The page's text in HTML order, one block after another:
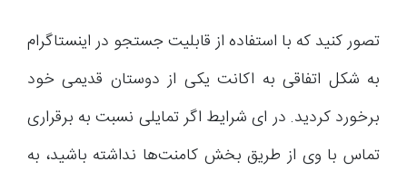
تصور کنید که با استفاده از قابلیت جستجو در اینستاگرام
به شکل اتفاقی به اکانت یکی از دوستان قدیمی خود
برخورد کردید. در ای شرایط اگر تمایلی نسبت به برقراری
تماس با وی از طریق بخش کامنت‌ها نداشته باشید، به